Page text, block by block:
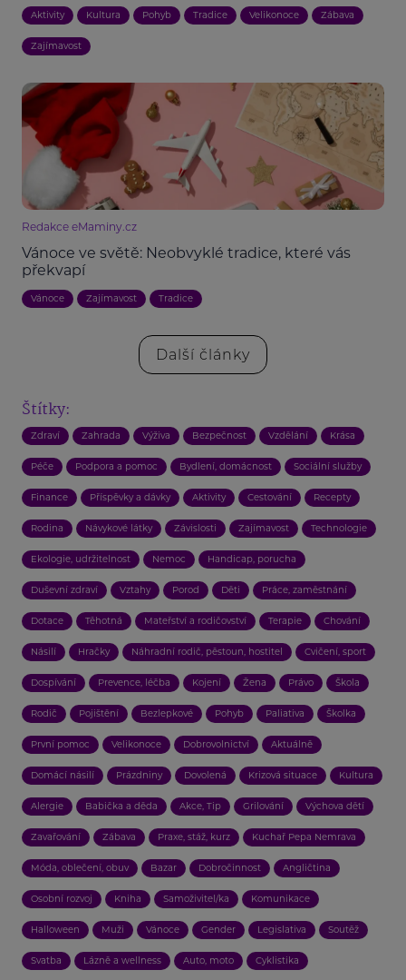
Aktivity Kultura Pohyb Tradice Velikonoce Zábava
Zajímavost
Redakce eMaminy.cz
Vánoce ve světě: Neobvyklé tradice, které vás
překvapí
Vánoce Zajímavost Tradice
Další články
Štítky:
Zdraví Zahrada Výživa Bezpečnost Vzdělání Krása
Péče Podpora a pomoc Bydlení, domácnost Sociální služby
Finance Příspěvky a dávky Aktivity Cestování Recepty
Rodina Návykové látky Závislosti Zajímavost Technologie
Ekologie, udržitelnost Nemoc Handicap, porucha
Duševní zdraví Vztahy Porod Děti Práce, zaměstnání
Dotace Těhotná Mateřství a rodičovství Terapie Chování
Násilí Hračky Náhradní rodič, pěstoun, hostitel Cvičení, sport
Dospívání Prevence, léčba Kojení Žena Právo Škola
Rodič Pojištění Bezlepkové Pohyb Paliativa Školka
První pomoc Velikonoce Dobrovolnictví Aktuálně
Domácí násilí Prázdniny Dovolená Krizová situace Kultura
Alergie Babička a děda Akce, Tip Grilování Výchova dětí
Zavařování Zábava Praxe, stáž, kurz Kuchař Pepa Nemrava
Móda, oblečení, obuv Bazar Dobročinnost Angličtina
Osobní rozvoj Kniha Samoživitel/ka Komunikace
Halloween Muži Vánoce Gender Legislativa Soutěž
Svatba Lázně a wellness Auto, moto Cyklistika